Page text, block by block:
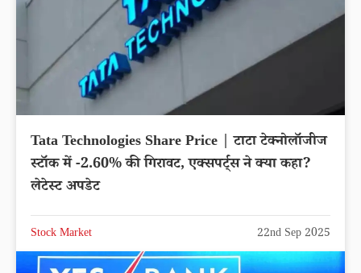
Tata Technologies Share Price | टाटा टेक्नोलॉजीज
स्टॉक में -2.60% की गिरावट, एक्सपर्ट्स ने क्या कहा?
लेटेस्ट अपडेट
Stock Market 22nd Sep 2025